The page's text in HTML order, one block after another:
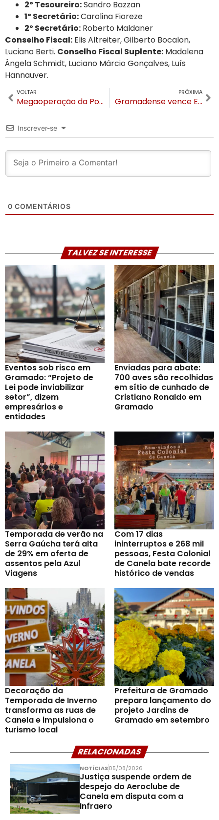
2º Tesoureiro:Sandro Bazzan
1º Secretário:Carolina Fioreze
2º Secretário: Roberto Maldaner
Conselho Fiscal: Elis Altreiter, Gilberto Bocalon,
Luciano Berti. Conselho Fiscal Suplente: Madalena
Ângela Schmidt, Luciano Márcio Gonçalves, Luís
Hannauver.
VOLTAR
Megaoperação da Polícia Civil em Canela ataca grupos criminosos, tráfico e homicídios
PRÓXIMA
Gramadense vence Esportivo fora de casa e assume vice-liderança da divisão de acesso ao Gauchão
Inscrever-se
0 COMENTÁRIOS
TALVEZ SE INTERESSE
Eventos sob risco em
Gramado: “Projeto de
Lei pode inviabilizar
setor”, dizem
empresários e
entidades
Enviadas para abate:
700 aves são recolhidas
em sítio de cunhado de
Cristiano Ronaldo em
Gramado
Temporada de verão na
Serra Gaúcha terá alta
de 29% em oferta de
assentos pela Azul
Viagens
Com 17 dias
ininterruptos e 268 mil
pessoas, Festa Colonial
de Canela bate recorde
histórico de vendas
Decoração da
Temporada de Inverno
transforma as ruas de
Canela e impulsiona o
turismo local
Prefeitura de Gramado
prepara lançamento do
projeto Jardins de
Gramado em setembro
RELACIONADAS
NOTÍCIAS05/08/2026
Justiça suspende ordem de
despejo do Aeroclube de
Canela em disputa com a
Infraero